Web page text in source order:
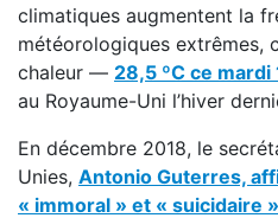
climatiques augmentent la
météorologiques extrêmes,
chaleur — 28,5 ºC ce mardi
au Royaume-Uni l’hiver
En décembre 2018, le
Unies, Antonio Guterres,
« immoral » et « suicidaire »